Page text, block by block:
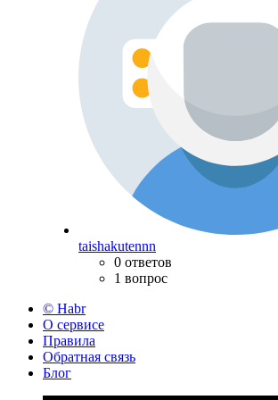
taishakutennn
0 ответов
1 вопрос
© Habr
О сервисе
Правила
Обратная связь
Блог